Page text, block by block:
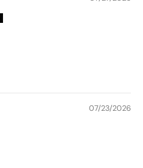
07/23/2026